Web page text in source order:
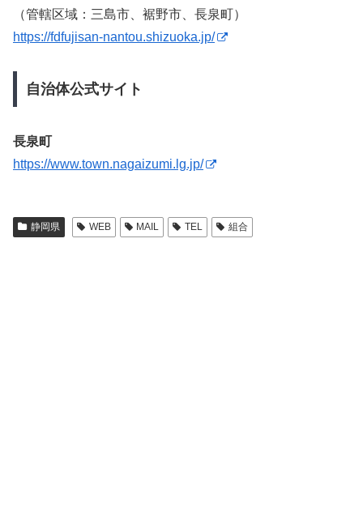
（管轄区域：三島市、裾野市、長泉町）
https://fdfujisan-nantou.shizuoka.jp/
自治体公式サイト
長泉町
https://www.town.nagaizumi.lg.jp/
静岡県 WEB MAIL TEL 組合